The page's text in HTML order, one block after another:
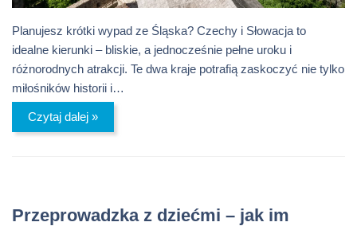
Planujesz krótki wypad ze Śląska? Czechy i Słowacja to
idealne kierunki – bliskie, a jednocześnie pełne uroku i
różnorodnych atrakcji. Te dwa kraje potrafią zaskoczyć nie tylko
miłośników historii i…
Czytaj dalej »
Przeprowadzka z dziećmi – jak im